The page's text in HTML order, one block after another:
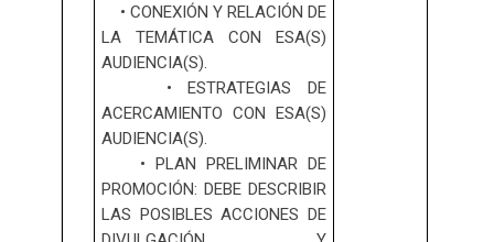
• CONEXIÓN Y RELACIÓN DE
LA TEMÁTICA CON ESA(S)
AUDIENCIA(S).
• ESTRATEGIAS DE
ACERCAMIENTO CON ESA(S)
AUDIENCIA(S).
• PLAN PRELIMINAR DE
PROMOCIÓN: DEBE DESCRIBIR
LAS POSIBLES ACCIONES DE